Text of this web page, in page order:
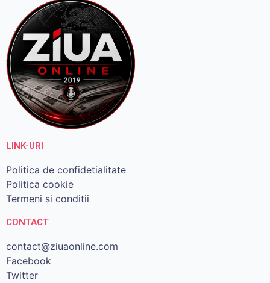
LINK-URI
Politica de confidetialitate
Politica cookie
Termeni si conditii
CONTACT
contact@ziuaonline.com
Facebook
Twitter